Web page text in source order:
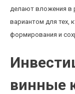
делают вложения в
вариантом для тех,
формирования и
винные